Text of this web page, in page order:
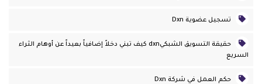
تسجيل عضوية Dxn
حقيقة التسويق الشبكيdxn كيف تبني دخلاً إضافياً بعيداً عن أوهام الثراء
السريع
حكم العمل في شركة Dxn